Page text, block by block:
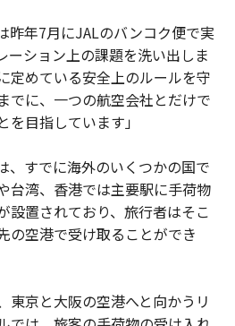
昨年7月にJALのバンコク便で実
ーション上の課題を洗い出しま
定めている安全上のルールを守
でに、一つの航空会社とだけで
目指しています」
、すでに海外のいくつかの国で
台湾、香港では主要駅に手荷物
設置されており、旅行者はそこ
の空港で受け取ることができ
東京と大阪の空港へと向かうリ